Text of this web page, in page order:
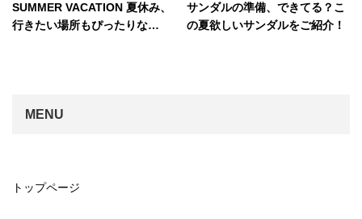
SUMMER VACATION 夏休み、
行きたい場所もぴったりな…
サンダルの準備、できてる？こ
の夏欲しいサンダルをご紹介！
MENU
トップページ